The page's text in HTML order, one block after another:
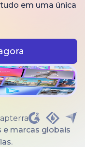
em uma única
e marcas globais